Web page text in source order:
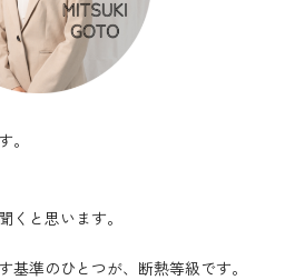
。
くと思います。
基準のひとつが、断熱等級です。